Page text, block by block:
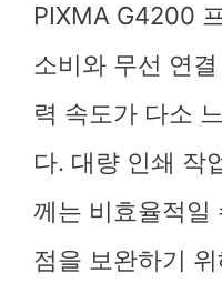
PIXMA G4200
소비와 무선 연
력 속도가 다소
다. 대량 인쇄 작
께는 비효율적일
점을 보완하기